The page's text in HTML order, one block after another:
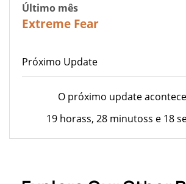
Último mês
Extreme Fear
Próximo Update
O próximo update
19 horass, 28 minutoss e 18